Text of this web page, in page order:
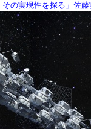
その実現性を探る」佐